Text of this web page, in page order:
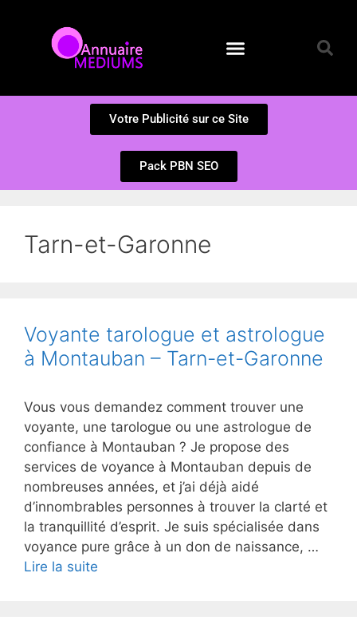
Votre Publicité sur ce Site
Pack PBN SEO
Tarn-et-Garonne
Voyante tarologue et astrologue
à Montauban – Tarn-et-Garonne
Vous vous demandez comment trouver une
voyante, une tarologue ou une astrologue de
confiance à Montauban ? Je propose des
services de voyance à Montauban depuis de
nombreuses années, et j’ai déjà aidé
d’innombrables personnes à trouver la clarté et
la tranquillité d’esprit. Je suis spécialisée dans
voyance pure grâce à un don de naissance, …
Lire la suite